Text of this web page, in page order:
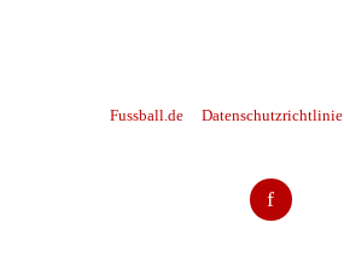
Fussball.de Datenschutzrichtlinie
f